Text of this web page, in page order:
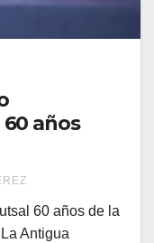
años
60 años de la
Antigua